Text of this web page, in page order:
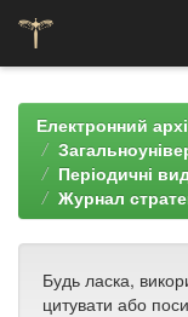
navigationЕлектронний
Періодичні
Журнал
Будь ласка,
цитувати або